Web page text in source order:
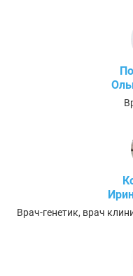
Врач-генетик, врач